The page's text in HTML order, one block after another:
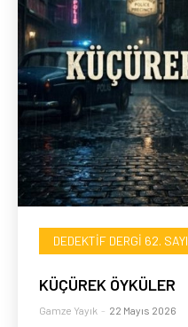
DEDEKTIF DERGI 62. SAYI
KÜÇÜREK ÖYKÜLER
Gamze Yayık - 22 Mayıs 2026